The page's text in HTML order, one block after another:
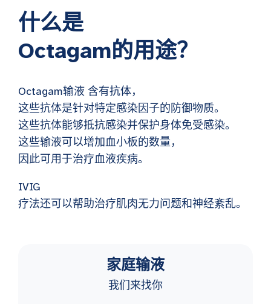
什么是
Octagam的用途？
Octagam输液 含有抗体，
这些抗体是针对特定感染因子的防御物质。
这些抗体能够抵抗感染并保护身体免受感染。
这些输液可以增加血小板的数量，
因此可用于治疗血液疾病。
IVIG
疗法还可以帮助治疗肌肉无力问题和神经紊乱。
家庭输液
我们来找你